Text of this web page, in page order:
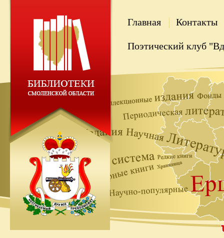
Главная Контакты
Поэтический клуб